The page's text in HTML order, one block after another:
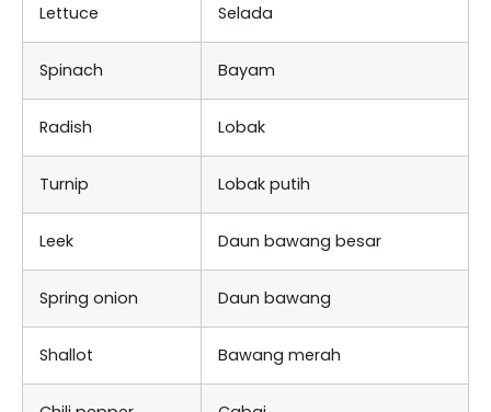
Lettuce Selada
Spinach Bayam
Radish Lobak
Turnip Lobak putih
Leek Daun bawang besar
Spring onion Daun bawang
Shallot Bawang merah